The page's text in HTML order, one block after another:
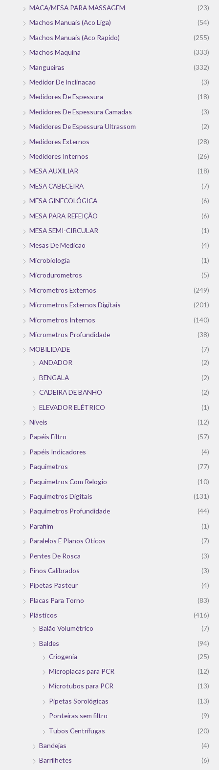
MACA/MESA PARA MASSAGEM
(23)
Machos Manuais (Aco Liga)
(54)
Machos Manuais (Aco Rapido)
(255)
Machos Maquina
(333)
Mangueiras
(332)
Medidor De Inclinacao
(3)
Medidores De Espessura
(18)
Medidores De Espessura Camadas
(3)
Medidores De Espessura Ultrassom
(2)
Medidores Externos
(28)
Medidores Internos
(26)
MESA AUXILIAR
(18)
MESA CABECEIRA
(7)
MESA GINECOLÓGICA
(6)
MESA PARA REFEIÇÃO
(6)
MESA SEMI-CIRCULAR
(1)
Mesas De Medicao
(4)
Microbiologia
(1)
Microdurometros
(5)
Micrometros Externos
(249)
Micrometros Externos Digitais
(201)
Micrometros Internos
(140)
Micrometros Profundidade
(38)
MOBILIDADE
(7)
ANDADOR
(2)
BENGALA
(2)
CADEIRA DE BANHO
(2)
ELEVADOR ELÉTRICO
(1)
Niveis
(12)
Papéis Filtro
(57)
Papéis Indicadores
(4)
Paquimetros
(77)
Paquimetros Com Relogio
(10)
Paquimetros Digitais
(131)
Paquimetros Profundidade
(44)
Parafilm
(1)
Paralelos E Planos Oticos
(7)
Pentes De Rosca
(3)
Pinos Calibrados
(3)
Pipetas Pasteur
(4)
Placas Para Torno
(83)
Plásticos
(416)
Balão Volumétrico
(7)
Baldes
(94)
Criogenia
(25)
Microplacas para PCR
(12)
Microtubos para PCR
(13)
Pipetas Sorológicas
(13)
Ponteiras sem filtro
(9)
Tubos Centrífugas
(20)
Bandejas
(4)
Barrilhetes
(6)